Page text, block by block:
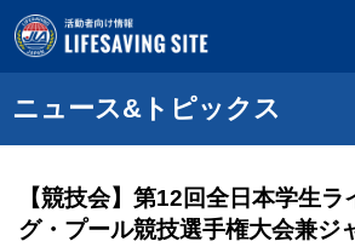
ニュース&トピックス
【競技会】第12回全日本学生ラ
グ・プール競技選手権大会兼